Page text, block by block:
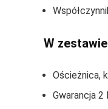
W
Ościeżnica,
Gwarancja 2